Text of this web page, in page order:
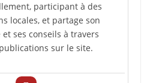
participant à des
locales, et partage son
ses conseils à travers
sur le site.